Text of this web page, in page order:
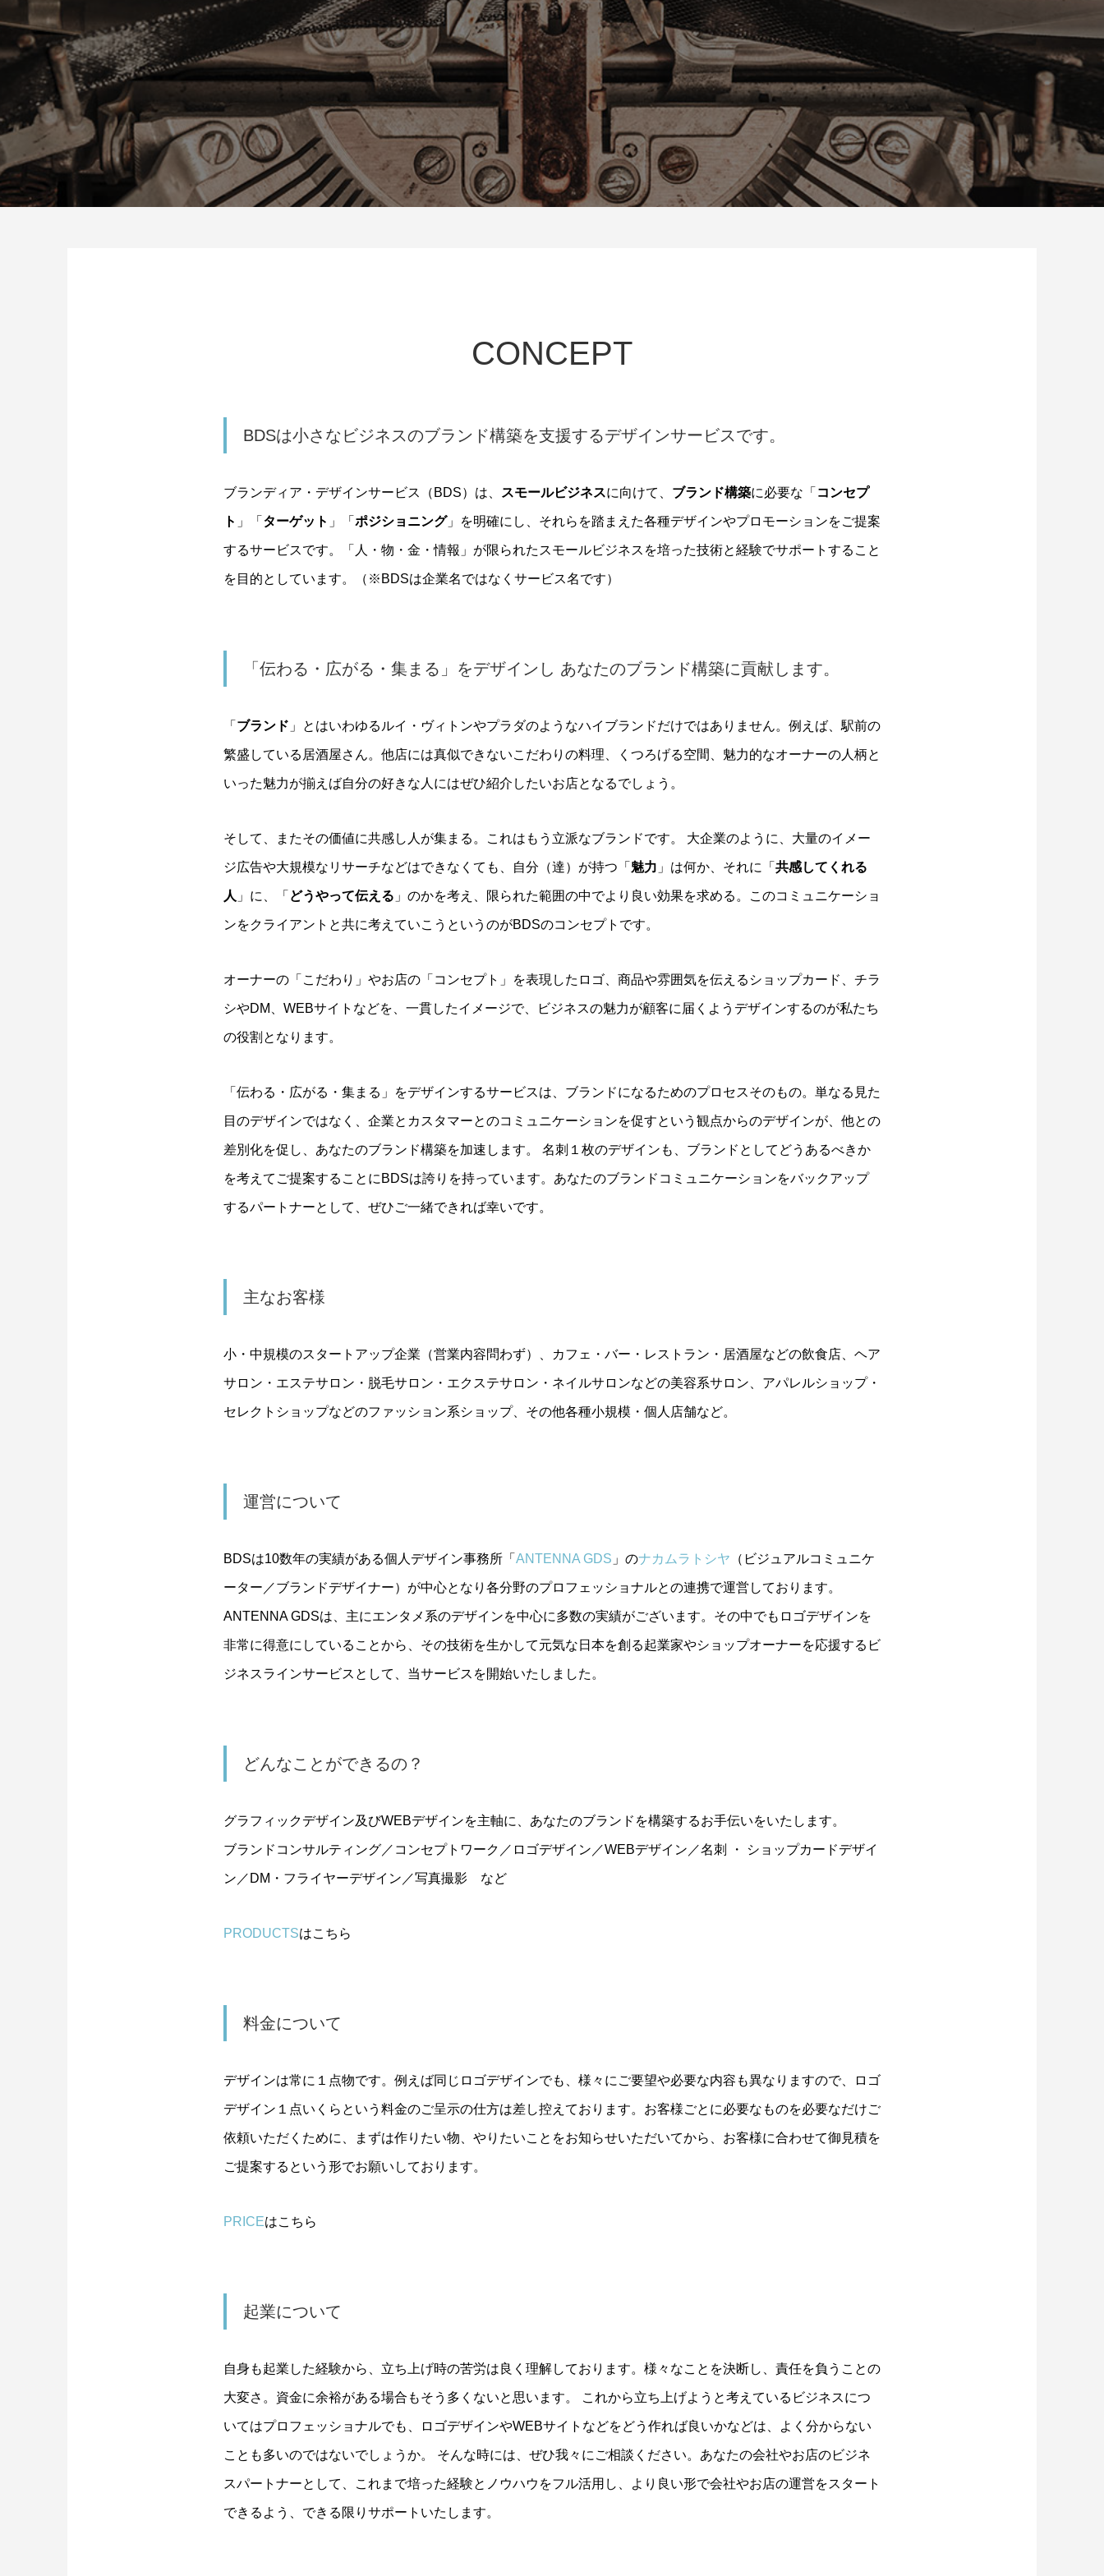
CONCEPT
BDSは小さなビジネスのブランド構築を支援するデザインサービスです。
ブランディア・デザインサービス（ BDS）は、 スモールビジネスに向けて、 ブランド構築に必要な「 コンセプ
ト 」「 ターゲット 」「 ポジショニング」を明確にし、それらを踏まえた各種デザインやプロモーションをご提案
するサービスです。「人・物・金・情報」が限られたスモールビジネスを培った技術と経験でサポートすること
を目的としています。（ ※ BDSは企業名ではなくサービス名です）
「伝わる・広がる・集まる」をデザインし あなたのブランド構築に貢献します。
「 ブランド 」とはいわゆるルイ・ヴィトンやプラダのようなハイブランドだけではありません。例えば、駅前の
繁盛している居酒屋さん。他店には真似できないこだわりの料理、くつろげる空間、魅力的なオーナーの人柄と
いった魅力が揃えば自分の好きな人にはぜひ紹介したいお店となるでしょう。
そして、またその価値に共感し人が集まる。これはもう立派なブランドです。 大企業のように、大量のイメー
ジ広告や大規模なリサーチなどはできなくても、自分（達）が持つ「 魅力 」は何か、それに「 共感してくれる
人 」に、「 どうやって伝える 」のかを考え、限られた範囲の中でより良い効果を求める。このコミュニケーショ
ンをクライアントと共に考えていこうというのがBDSのコンセプトです。
オーナーの「こだわり」やお店の「コンセプト」を表現したロゴ、商品や雰囲気を伝えるショップカード、チラ
シやDM WEBサイトなどを、 一貫したイメージで、ビジネスの魅力が顧客に届くようデザインするのが私たち
の役割 となります。
「伝わる・広がる・集まる」をデザインするサービスは、ブランドになるためのプロセスそのもの。単なる見た
目のデザインではなく、企業とカスタマーとのコミュニケーションを促すという観点からのデザインが、他との
差別化を促し、あなたのブランド構築を加速します。 名刺１枚のデザインも、ブランドとしてどうあるべきか
を考えてご提案することに BDSは誇りを持っています。あなたのブランドコミュニケーションをバックアップ
するパートナーとして、ぜひご一緒できれば幸いです。
主なお客様
小・中規模のスタートアップ企業（営業内容問わず）、カフェ・バー・レストラン・居酒屋などの飲食店、ヘア
サロン・エステサロン・脱毛サロン・エクステサロン・ネイルサロンなどの美容系サロン、アパレルショップ・
セレクトショップなどのファッション系ショップ、その他各種小規模・個人店舗など。
運営について
BDSは10数年の実績がある個人デザイン事務所「 ANTENNA GDS 」のナカムラトシヤ （ビジュアルコミュニケ
ーター／ブランドデザイナー）が中心となり各分野のプロフェッショナルとの連携で運営しております。
ANTENNA GDSは、主にエンタメ系のデザインを中心に多数の実績がございます。その中でもロゴデザインを
非常に得意にしていることから、その技術を生かして元気な日本を創る起業家やショップオーナーを応援するビ
ジネスラインサービスとして、当サービスを開始いたしました。
どんなことができるの？
グラフィックデザイン及びWEBデザインを主軸に、あなたのブランドを構築するお手伝いをいたします。
ブランドコンサルティング／コンセプトワーク／ロゴデザイン／WEBデザイン／名刺 ・ ショップカードデザイ
ン／ DM ・フライヤーデザイン／写真撮影 など
PRODUCTSはこちら
料金について
デザインは常に１点物です。例えば同じロゴデザインでも、様々にご要望や必要な内容も異なりますので、ロゴ
デザイン１点いくらという料金のご呈示の仕方は差し控えております。お客様ごとに必要なものを必要なだけご
依頼いただくために、まずは作りたい物、やりたいことをお知らせいただいてから、お客様に合わせて御見積を
ご提案するという形でお願いしております。
PRICEはこちら
起業について
自身も起業した経験から、立ち上げ時の苦労は良く理解しております。様々なことを決断し、責任を負うことの
大変さ。資金に余裕がある場合もそう多くないと思います。 これから立ち上げようと考えているビジネスにつ
いてはプロフェッショナルでも、ロゴデザインやWEBサイトなどをどう作れば良いかなどは、よく分からない
ことも多いのではないでしょうか。 そんな時には、ぜひ我々にご相談ください。あなたの会社やお店のビジネ
スパートナーとして、これまで培った経験とノウハウをフル活用し、より良い形で会社やお店の運営をスタート
できるよう、できる限りサポートいたします。